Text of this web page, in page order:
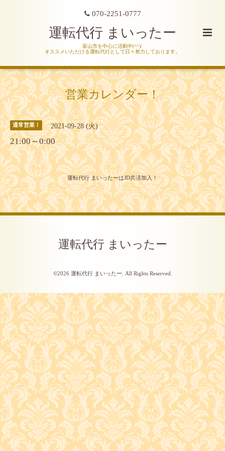
070-2251-0777
運転代行 まいったー
富山市を中心に活動中(^^)/
オススメいただける運転代行として日々努力しております。
営業カレンダー！
通常営業！ 2021-09-28 (火)
21:00～0:00
運転代行 まいったーはJD共済加入！
運転代行 まいったー
©2026 運転代行 まいったー . All Rights Reserved.